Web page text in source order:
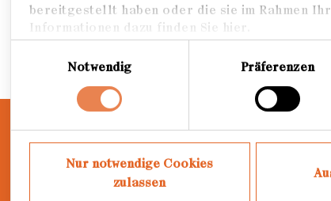
bereitgestellt haben oder die sie im Rahmen
Informationen dazu finden Sie hier.
Notwendig
Präferenzen
Nur notwendige Cookies
zulassen